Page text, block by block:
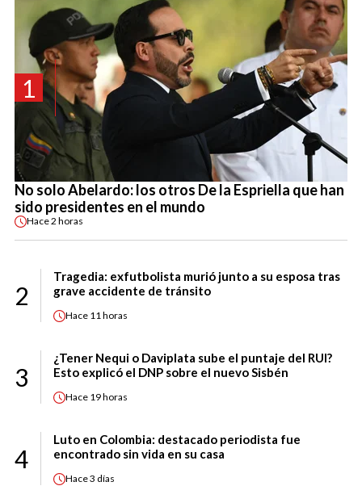
1
No solo Abelardo: los otros De la Espriella que han
sido presidentes en el mundo
Hace2 horas
2
Tragedia: exfutbolista murió junto a su esposa tras
grave accidente de tránsito
Hace 11 horas
3
¿Tener Nequi o Daviplata sube el puntaje del RUI?
Esto explicó el DNP sobre el nuevo Sisbén
Hace 19 horas
4
Luto en Colombia: destacado periodista fue
encontrado sin vida en su casa
Hace3 días